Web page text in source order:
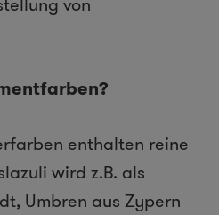
enthalten reine
wird z.B. als
Umbren aus Zypern